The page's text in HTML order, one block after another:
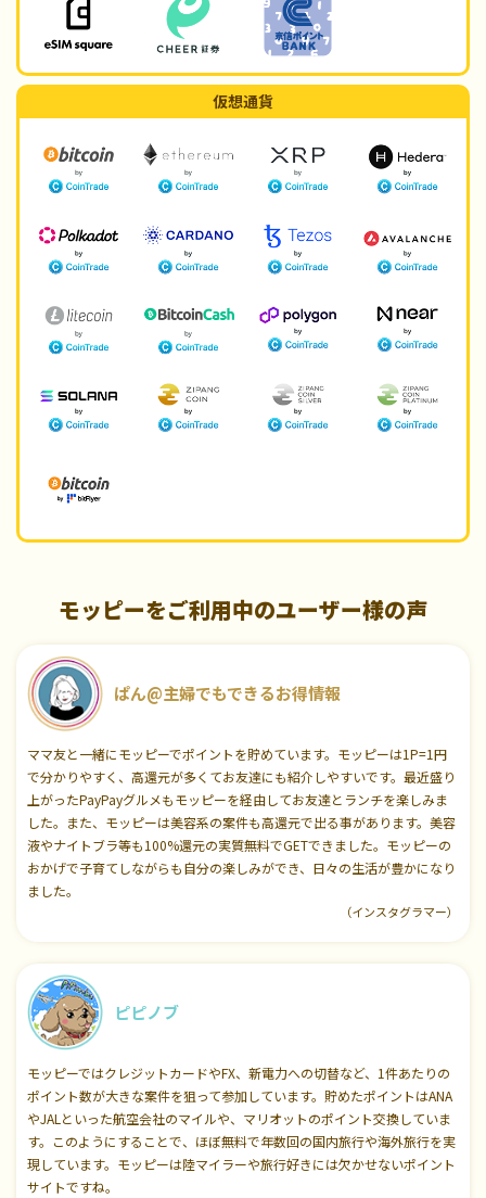
仮想通貨
モッピーをご利用中のユーザー様の声
ぱん@主婦でもできるお得情報
ママ友と一緒にモッピーでポイントを貯めています。モッピーは1P=1円
で分かりやすく、高還元が多くてお友達にも紹介しやすいです。最近盛り
上がったPayPayグルメもモッピーを経由してお友達とランチを楽しみま
した。また、モッピーは美容系の案件も高還元で出る事があります。美容
液やナイトブラ等も100%還元の実質無料でGETできました。モッピーの
おかげで子育てしながらも自分の楽しみができ、日々の生活が豊かになり
ました。
（インスタグラマー）
ピピノブ
モッピーではクレジットカードやFX、新電力への切替など、1件あたりの
ポイント数が大きな案件を狙って参加しています。貯めたポイントはANA
やJALといった航空会社のマイルや、マリオットのポイント交換していま
す。このようにすることで、ほぼ無料で年数回の国内旅行や海外旅行を実
現しています。モッピーは陸マイラーや旅行好きには欠かせないポイント
サイトですね。